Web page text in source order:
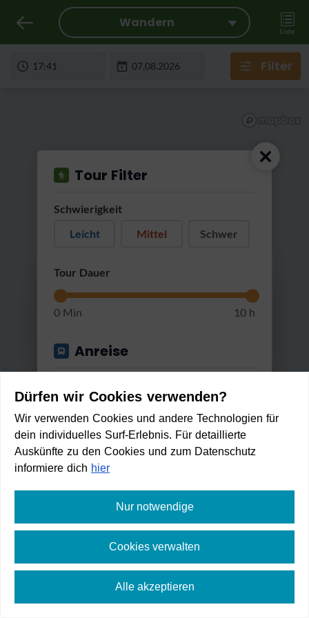
RatterRatter...
Wandern
Liste
Filter
Spitzenwanderweg Etappe vo
n Grainau ...
Mittel 5:50 h 552 m 20,5 km
min
Tour Filter
Schwierigkeit
Leicht
Mittel Schwer
Tour Dauer
0 Min 10 h
Anreise
Gut erreichbar mit...
Umstiege
Max. 2 Umstiege
Min. / Max. Reisezeit
Anwenden
Vollbild
Dürfen wir Cookies verwenden?
Wir verwenden Cookies und andere Technologien für
dein individuelles Surf-Erlebnis. Für detaillierte
Auskünfte zu den Cookies und zum Datenschutz
informiere dich hier
Nur notwendige
Cookies verwalten
Alle akzeptieren